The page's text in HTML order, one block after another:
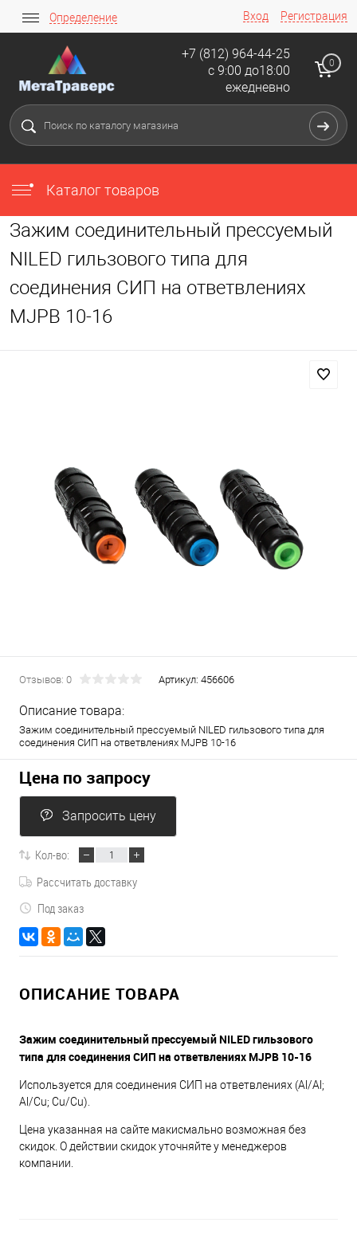
Вход Регистрация
Определение
+7 (812) 964-44-25
с 9:00 до18:00
ежедневно
0
Каталог товаров
Зажим соединительный прессуемый
NILED гильзового типа для
соединения СИП на ответвлениях
MJPB 10-16
Отзывов: 0 Артикул: 456606
Описание товара:
Зажим соединительный прессуемый NILED гильзового типа для
соединения СИП на ответвлениях MJPB 10-16
Цена по запросу
Запросить цену
Кол-во:
Рассчитать доставку
Под заказ
ОПИСАНИЕ ТОВАРА
Зажим соединительный прессуемый NILED гильзового
типа для соединения СИП на ответвлениях MJPB 10-16
Используется для соединения СИП на ответвлениях (Al/Al;
Al/Cu; Cu/Cu).
Цена указанная на сайте макисмально возможная без
скидок. О действии скидок уточняйте у менеджеров
компании.